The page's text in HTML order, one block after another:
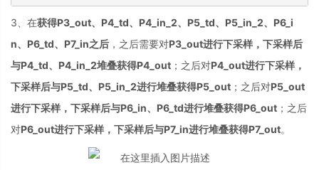
3、在获得P3_out、P4_td、P4_in_2、P5_td、P5_in_2、P6_i
n、P6_td、P7_in之后 ，之后需要对P3_out进行下采样，下采样后
与P4_td、P4_in_2堆叠获得P4_out ；之后对P4_out进行下采样，
下采样后与P5_td、P5_in_2进行堆叠获得P5_out ；之后对P5_out
进行下采样，下采样后与P6_in、P6_td进行堆叠获得P6_out ；之后
对P6_out进行下采样，下采样后与P7_in进行堆叠获得P7_out。